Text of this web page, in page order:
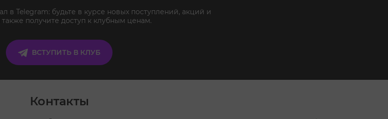
в Telegram: будьте в курсе новых поступлений, акций и
также получите доступ к клубным ценам.
ВСТУПИТЬ В КЛУБ
Контакты